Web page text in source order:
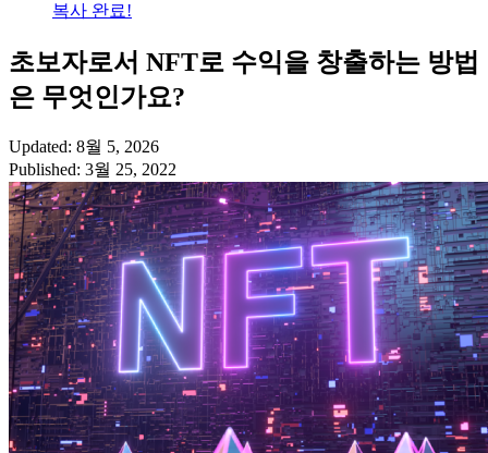
복사 완료!
초보자로서 NFT로 수익을 창출하는 방법
은 무엇인가요?
Updated: 8월 5, 2026
Published: 3월 25, 2022